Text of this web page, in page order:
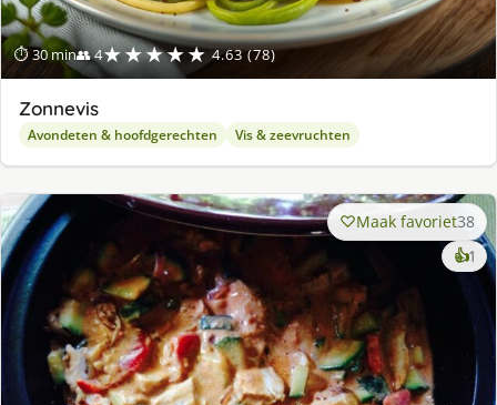
⏱ 30 min👥 4★★★★★ 4.63 (78)
Zonnevis
Avondeten & hoofdgerechten Vis & zeevruchten
Maak favoriet38
👍1